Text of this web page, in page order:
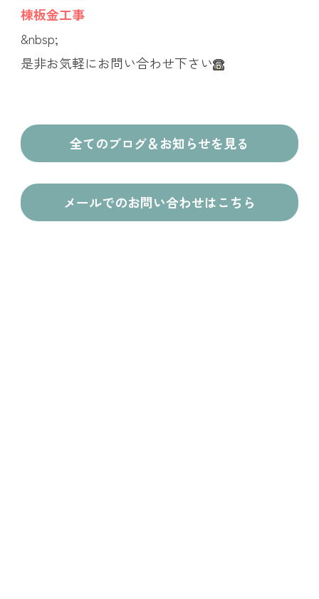
棟板金工事
&nbsp;
是非お気軽にお問い合わせ下さい
全てのブログ＆お知らせを見る
メールでのお問い合わせはこちら